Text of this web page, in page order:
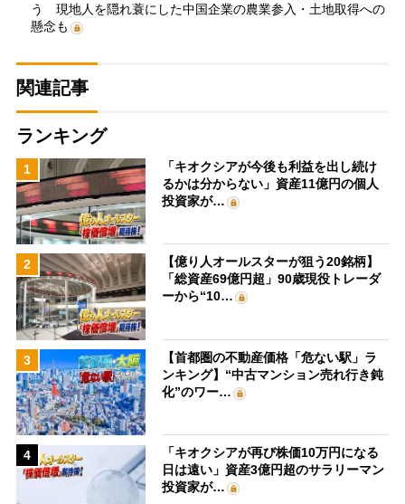
う 現地人を隠れ蓑にした中国企業の農業参入・土地取得への
懸念も
関連記事
ランキング
1
「キオクシアが今後も利益を出し続け
るかは分からない」資産11億円の個人
投資家が…
2
【億り人オールスターが狙う20銘柄】
「総資産69億円超」90歳現役トレーダ
ーから“10…
3
【首都圏の不動産価格「危ない駅」ラ
ンキング】“中古マンション売れ行き鈍
化”のワー…
4
「キオクシアが再び株価10万円になる
日は遠い」資産3億円超のサラリーマン
投資家が…